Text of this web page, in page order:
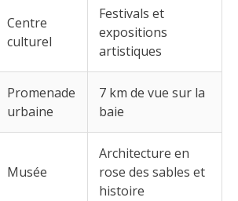
Centre
culturel
Festivals et
expositions
artistiques
Promenade
urbaine
7 km de vue sur la
baie
Musée
Architecture en
rose des sables et
histoire